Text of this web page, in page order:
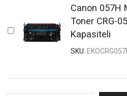
Canon 057H
Toner CRG-
Kapasiteli
SKU: